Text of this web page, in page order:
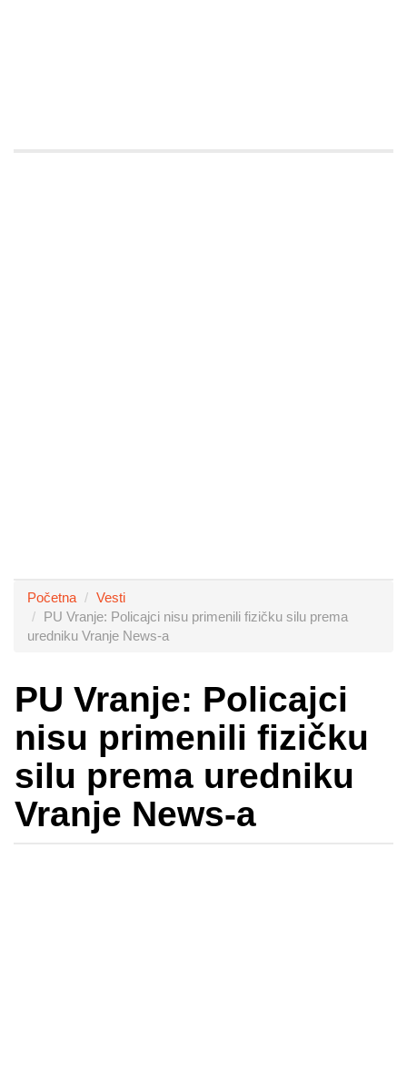
Početna
Vesti
PU Vranje: Policajci nisu primenili fizičku silu prema
uredniku Vranje News-a
PU Vranje: Policajci
nisu primenili fizičku
silu prema uredniku
Vranje News-a